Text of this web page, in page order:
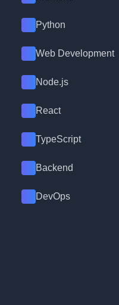
Python
Web Development
Node.js
React
TypeScript
Backend
DevOps